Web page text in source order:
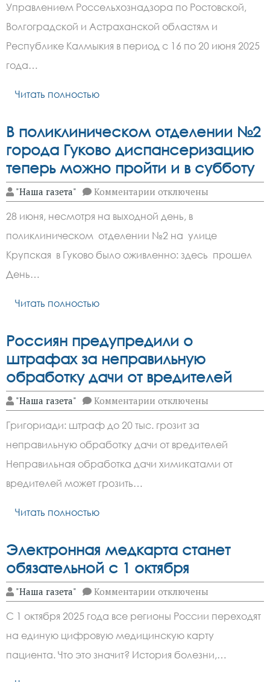
территории
Ростовской
области
экспортировано
более
Управлением Россельхознадзора по Ростовской,
Волгоградской и Астраханской областям и
Республике Калмыкия в период с 16 по 20 июня 2025
года…
Читать полностью
В поликлиническом отделении №2
города Гуково диспансеризацию
теперь можно пройти и в субботу
"Наша газета" Комментарии к
записи
В
поликлиническом
отделении
№2
города
Гуково
отключены
28 июня, несмотря на выходной день, в
поликлиническом отделении №2 на улице
Крупская в Гуково было оживленно: здесь прошел
День…
Читать полностью
Россиян предупредили о
штрафах за неправильную
обработку дачи от вредителей
"Наша газета" Комментарии к
записи
предупредили
о
штрафах
за
неправильную
отключены
Григориади: штраф до 20 тыс. грозит за
неправильную обработку дачи от вредителей
Неправильная обработка дачи химикатами от
вредителей может грозить…
Читать полностью
Электронная медкарта станет
обязательной с 1 октября
"Наша газета" Комментарии к
записи
Электронная
медкарта
станет
обязательной
с
1
отключены
С 1 октября 2025 года все регионы России переходят
на единую цифровую медицинскую карту
пациента. Что это значит? История болезни,…